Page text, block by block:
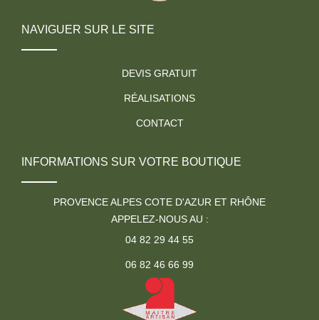
NAVIGUER SUR LE SITE
DEVIS GRATUIT
RÉALISATIONS
CONTACT
INFORMATIONS SUR VOTRE BOUTIQUE
PROVENCE ALPES COTE D'AZUR ET RHÔNE
APPELEZ-NOUS AU :
04 82 29 44 55
06 82 46 66 99